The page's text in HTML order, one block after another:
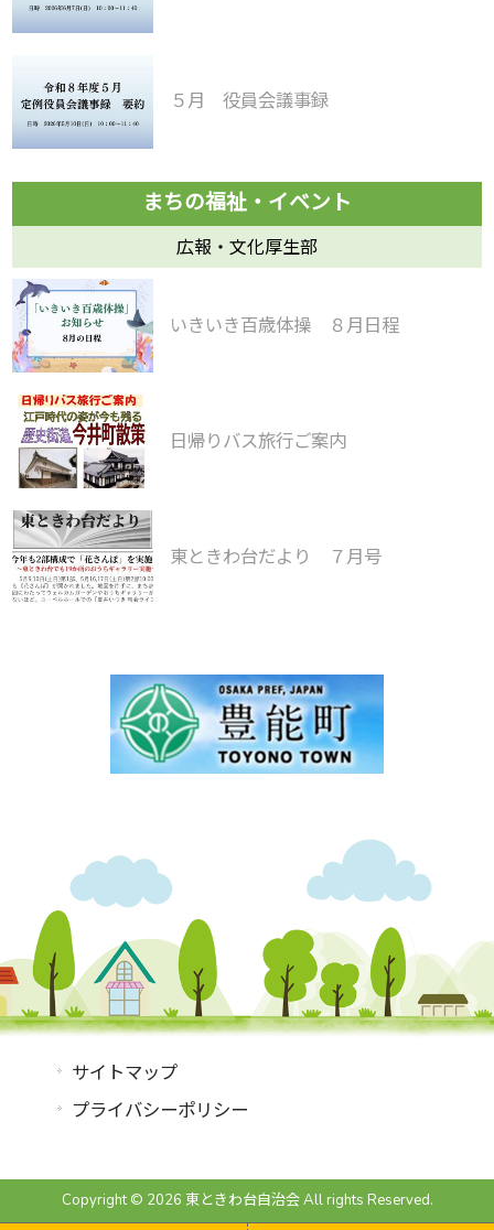
５月 役員会議事録
広報・文化厚生部
いきいき百歳体操 ８月日程
日帰りバス旅行ご案内
東ときわ台だより ７月号
サイトマップ
プライバシーポリシー
Copyright © 2026 東ときわ台自治会 All rights Reserved.